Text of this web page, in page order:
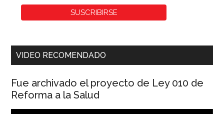
VIDEO RECOMENDADO
Fue archivado el proyecto de Ley 010 de
Reforma a la Salud